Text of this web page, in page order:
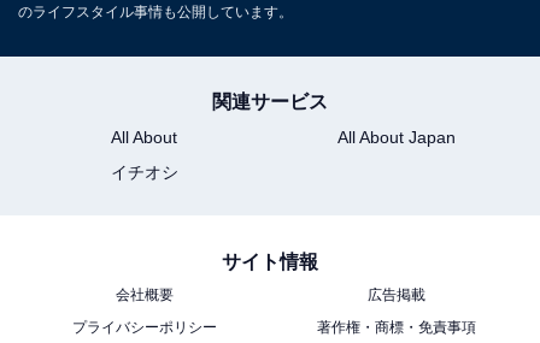
自分を知る1ヶ月
＞【詳しく見る】全体運、社交運、恋愛運などの詳細は
再定義がテーマ
のライフスタイル事情も公開しています。
関連サービス
All About
All About Japan
イチオシ
サイト情報
会社概要
広告掲載
プライバシーポリシー
著作権・商標・免責事項